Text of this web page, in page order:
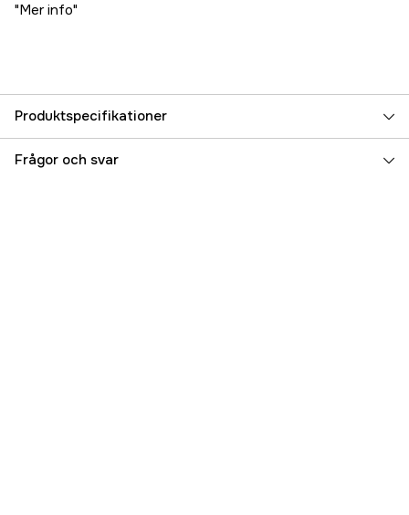
"Mer info"
Produktspecifikationer
Referensnummer 5000033474
Frågor och svar